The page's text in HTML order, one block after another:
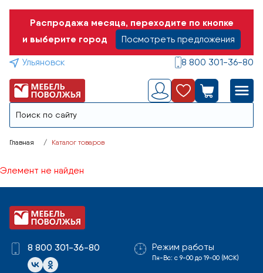
Распродажа месяца, переходите по кнопке
и выберите город
Посмотреть предложения
Ульяновск 8 800 301-36-80
Главная Каталог товаров
Элемент не найден
8 800 301-36-80 Режим работы
Пн-Вс: с 9-00 до 19-00 (МСК)